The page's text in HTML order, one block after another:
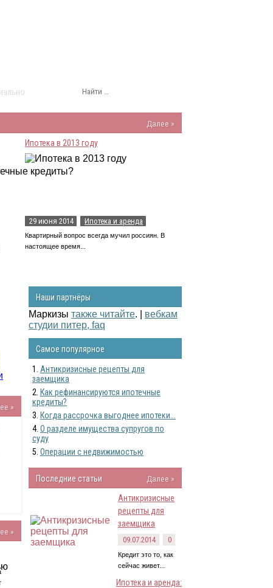
Далее »
Ипотека в 2013 году
29 июня 2014 Ипотека и аренда
Квартирный вопрос всегда мучил россиян. В
настоящее время...
»
»
Наши партнёры
Маркизы также читайте. | вебкам
студии питер, faq
Самое популярное
Антикризисные рецепты для
заемщика
Как рефинансируются ипотечные
кредиты?
Когда рассрочка выгоднее ипотеки...
О разделе имущества супругов по
суду
Операции с недвижимостью
Последние статьи
Далее »
Антикризисные
рецепты для
заемщика
09.07.2014 0
Кредит это то, как
сейчас живет...
Ипотека и аренда: